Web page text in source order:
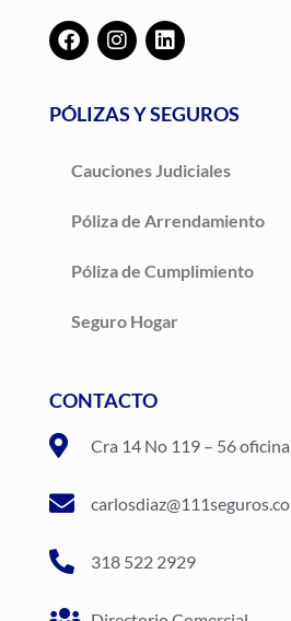
PÓLIZAS Y SEGUROS
Cauciones Judiciales
Póliza de Arrendamiento
Póliza de Cumplimiento
Seguro Hogar
CONTACTO
Cra 14 No 119 – 56
318 522 2929